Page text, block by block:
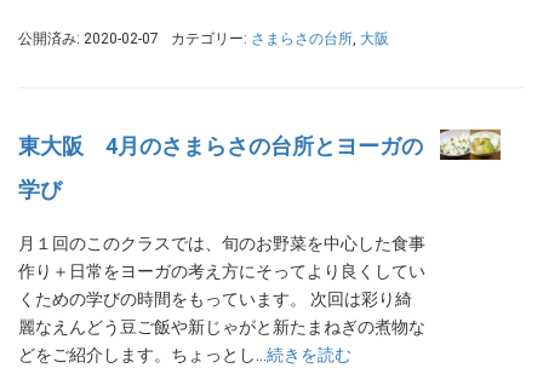
公開済み: 2020-02-07 カテゴリー: さまらさの台所, 大阪
東大阪 4月のさまらさの台所とヨーガの
学び
月１回のこのクラスでは、旬のお野菜を中心した食事
作り＋日常をヨーガの考え方にそってより良くしてい
くための学びの時間をもっています。 次回は彩り綺
麗なえんどう豆ご飯や新じゃがと新たまねぎの煮物な
どをご紹介します。ちょっとし… 続きを読む